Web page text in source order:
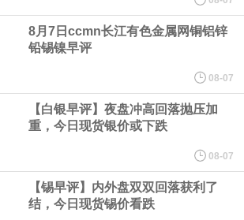
波动性的加剧。 日本市场中，软银股价收盘下跌4.4%，
造商东京电子股价下跌近6%，日本存储芯片制造商铠侠
过10%。
创1992年以来最大单日涨幅，上涨25%至11个月高位。
印度数据中心枢纽建设工作正在如火如荼推进，项目所
8月7日ccmn长江有色金属网铜铝锌
铅锡镍早评
08-07
【白银早评】夜盘冲高回落抛压加
重，今日现货银价或下跌
08-07
【锡早评】内外盘双双回落获利了
结，今日现货锡价看跌